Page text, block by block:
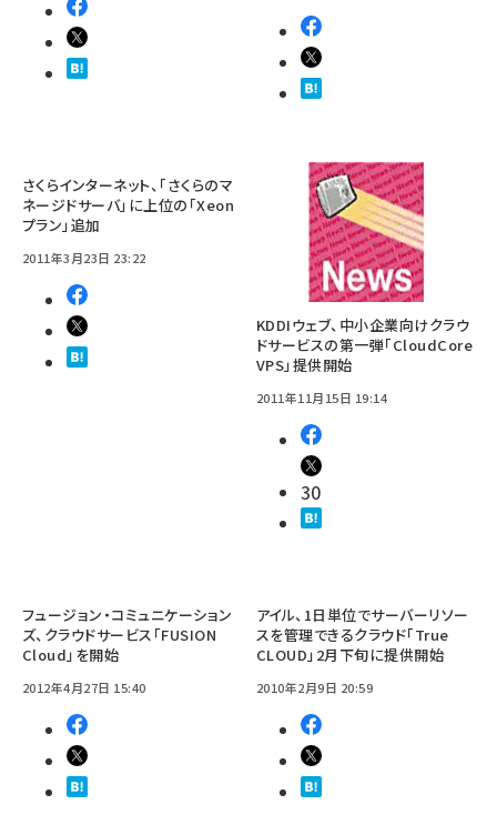
さくらインターネット、「さくらのマ
ネージドサーバ」に上位の「Xeon
プラン」追加
2011年3月23日 23:22
KDDIウェブ、中小企業向けクラウ
ドサービスの第一弾「CloudCore
VPS」提供開始
2011年11月15日 19:14
30
フュージョン・コミュニケーション
ズ、クラウドサービス「FUSION
Cloud」を開始
2012年4月27日 15:40
アイル、1日単位でサーバーリソー
スを管理できるクラウド「True
CLOUD」2月下旬に提供開始
2010年2月9日 20:59